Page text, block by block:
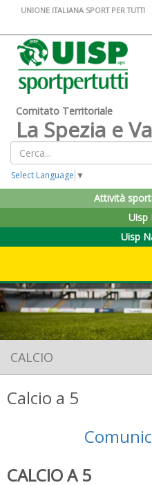
UNIONE ITALIANA SPORT PER TUTTI
Comitato Territoriale
La Spezia e
Select Language ▼
Attività
Uisp
Uisp
CALCIO
Calcio a 5
CALCIO A 5